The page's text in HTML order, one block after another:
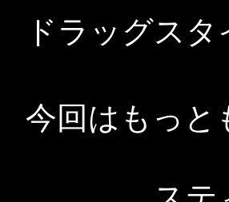
ドラッグス
今回はもっと